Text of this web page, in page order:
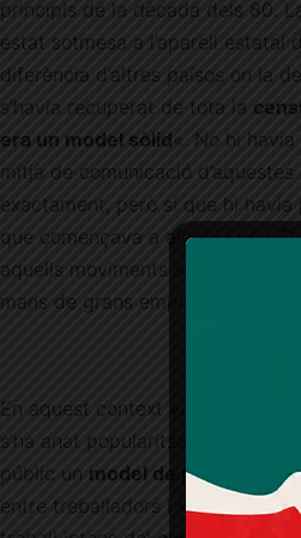
principis de la dècada dels 80.
estat sotmesa a l’aparell estatal
diferència d’altres països on la
s’havia recuperat de tota la
era un model sòlid«. No hi
mitjà de comunicació
exactament, però sí que hi
que començava a alçar la veu.
aquells moviments socialistes o
mans de grans empresaris o de
En aquest context va néixer a
s’ha anat popularitzant i
públic un model de proximitat a
entre treballadors i lectors es